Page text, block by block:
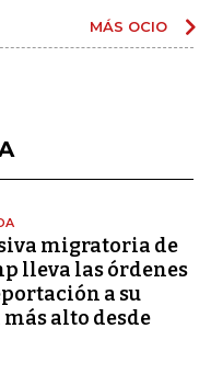
MÁS OCIO
migratoria de
lleva las órdenes
a su
alto desde